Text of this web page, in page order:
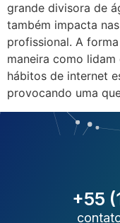
grande divisora de
também impacta
profissional. A
maneira como
hábitos de internet
provocando uma
+55